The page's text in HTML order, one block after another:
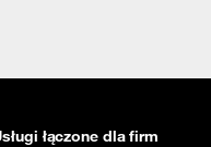
łączone dla firm